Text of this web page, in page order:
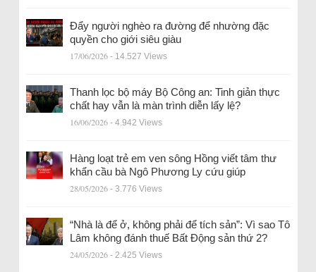
Đẩy người nghèo ra đường để nhường đặc
quyền cho giới siêu giàu
17/06/2026 - 14.527 Views
Thanh lọc bộ máy Bộ Công an: Tinh giản thực
chất hay vẫn là màn trình diễn lấy lệ?
16/06/2026 - 4.942 Views
Hàng loạt trẻ em ven sông Hồng viết tâm thư
khẩn cầu bà Ngô Phương Ly cứu giúp
28/05/2026 - 3.776 Views
“Nhà là để ở, không phải để tích sản”: Vì sao Tô
Lâm không đánh thuế Bất Động sản thứ 2?
24/05/2026 - 2.425 Views